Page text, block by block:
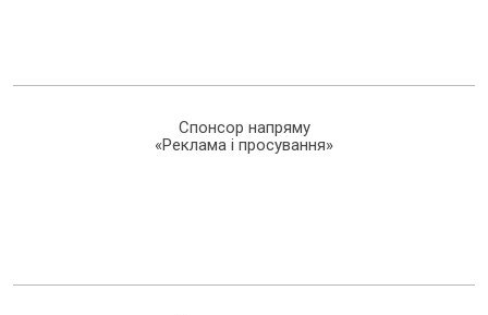
Спонсор напряму
«Реклама і просування»